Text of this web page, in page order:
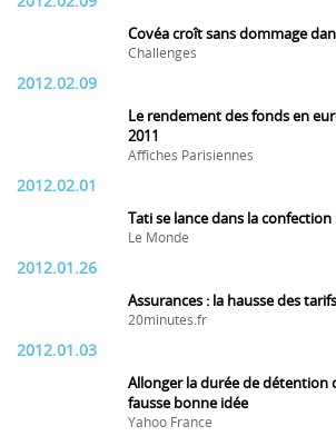
Covéa croît sans dommage
Challenges
2012.02.09
Le rendement des fonds en
2011
Affiches Parisiennes
2012.02.01
Tati se lance dans la confection
Le Monde
2012.01.26
Assurances : la hausse des
20minutes.fr
2012.01.03
Allonger la durée de détention
fausse bonne idée
Yahoo France